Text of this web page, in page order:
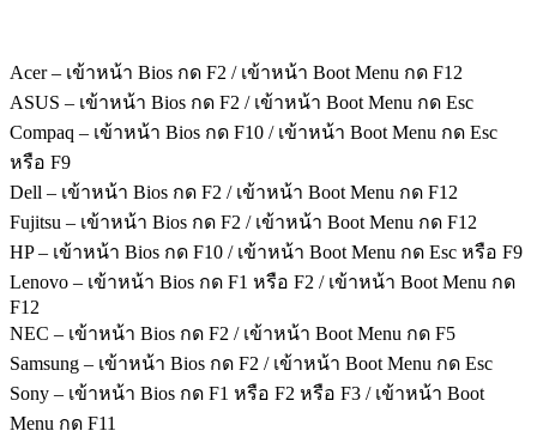
Acer – เข้าหน้า Bios กด F2 / เข้าหน้า Boot Menu กด F12
ASUS – เข้าหน้า Bios กด F2 / เข้าหน้า Boot Menu กด Esc
Compaq – เข้าหน้า Bios กด F10 / เข้าหน้า Boot Menu กด Esc
หรือ F9
Dell – เข้าหน้า Bios กด F2 / เข้าหน้า Boot Menu กด F12
Fujitsu – เข้าหน้า Bios กด F2 / เข้าหน้า Boot Menu กด F12
HP – เข้าหน้า Bios กด F10 / เข้าหน้า Boot Menu กด Esc หรือ F9
Lenovo – เข้าหน้า Bios กด F1 หรือ F2 / เข้าหน้า Boot Menu กด
F12
NEC – เข้าหน้า Bios กด F2 / เข้าหน้า Boot Menu กด F5
Samsung – เข้าหน้า Bios กด F2 / เข้าหน้า Boot Menu กด Esc
Sony – เข้าหน้า Bios กด F1 หรือ F2 หรือ F3 / เข้าหน้า Boot
Menu กด F11